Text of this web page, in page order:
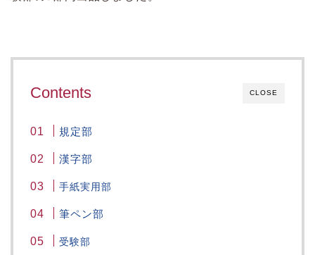
CLOSE
Contents
規定部
漢字部
手紙実用部
筆ペン部
受験部